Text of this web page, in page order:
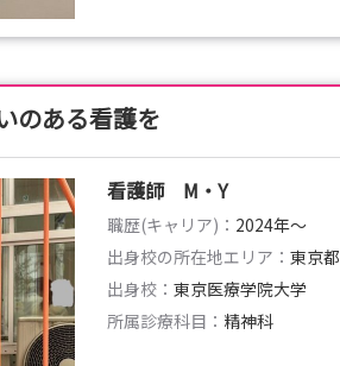
のある看護を
看護師 M・Y
職歴(キャリア)： 2024年〜
出身校の所在地エリア： 東京都
出身校： 東京医療学院大学
所属診療科目： 精神科